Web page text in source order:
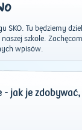
SKO. Tu będziemy
szkole.
wpisów.
jak je